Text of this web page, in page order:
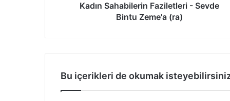
e
F
a
Kadın Sahabilerin Faziletleri - Sevde
Bintu Zeme'a (ra)
Bu içerikleri de okumak